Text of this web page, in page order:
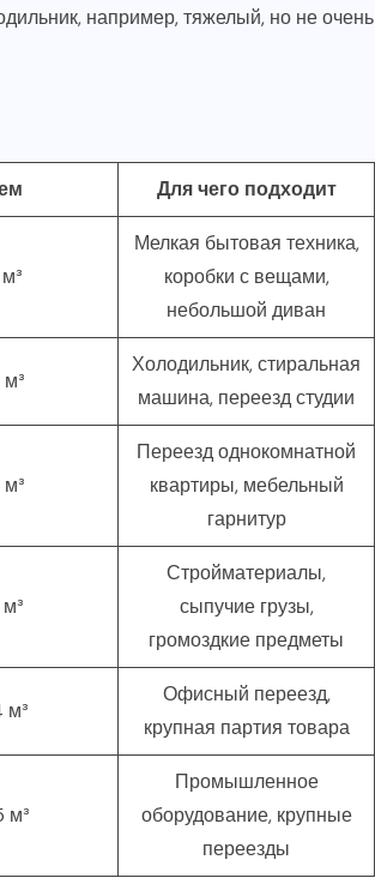
например, тяжелый, но не очень
Для чего подходит
Мелкая бытовая техника,
коробки с вещами,
небольшой диван
Холодильник, стиральная
машина, переезд студии
Переезд однокомнатной
квартиры, мебельный
гарнитур
Стройматериалы,
сыпучие грузы,
громоздкие предметы
м³
Офисный переезд,
крупная партия товара
м³
Промышленное
оборудование, крупные
переезды